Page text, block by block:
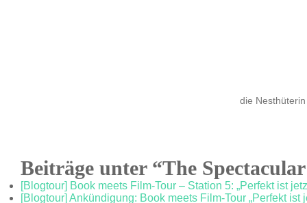
die Nesthüterin
Beiträge unter “The
[Blogtour] Book meets Film-Tour – Station 5: „Perfekt ist
[Blogtour] Ankündigung: Book meets Film-Tour „Perfekt ist